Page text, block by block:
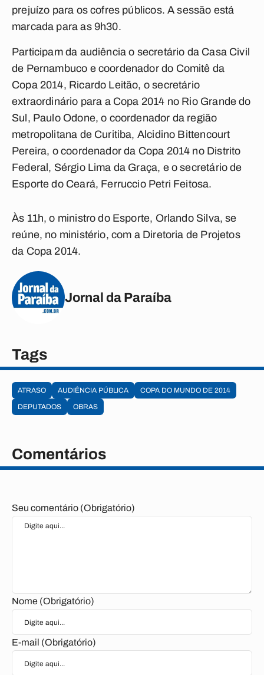
prejuízo para os cofres públicos. A sessão está
marcada para as 9h30.
Participam da audiência o secretário da Casa Civil
de Pernambuco e coordenador do Comitê da
Copa 2014, Ricardo Leitão, o secretário
extraordinário para a Copa 2014 no Rio Grande do
Sul, Paulo Odone, o coordenador da região
metropolitana de Curitiba, Alcidino Bittencourt
Pereira, o coordenador da Copa 2014 no Distrito
Federal, Sérgio Lima da Graça, e o secretário de
Esporte do Ceará, Ferruccio Petri Feitosa.
Às 11h, o ministro do Esporte, Orlando Silva, se
reúne, no ministério, com a Diretoria de Projetos
da Copa 2014.
Jornal da Paraíba
Tags
ATRASO AUDIÊNCIA PÚBLICA
COPA DO MUNDO DE 2014
DEPUTADOS
OBRAS
Comentários
Seu comentário (Obrigatório)
Nome (Obrigatório)
E-mail (Obrigatório)